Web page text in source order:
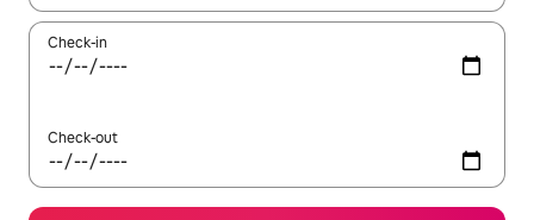
Check-in
Check-out